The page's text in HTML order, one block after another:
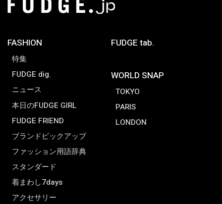
FASHION
特集
FUDGE dig.
ニュース
本日のFUDGE GIRL
FUDGE FRIEND
ブランドピックアップ
ファッション用語辞典
スタンダード
着まわし7days
アクセサリー
FUDGE tab.
WORLD SNAP
TOKYO
PARIS
LONDON